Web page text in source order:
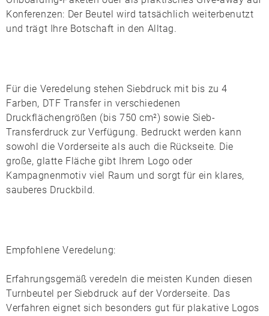
Konferenzen: Der Beutel wird tatsächlich weiterbenutzt
und trägt Ihre Botschaft in den Alltag.
Für die Veredelung stehenSiebdruck mit bis zu 4
Farben, DTF Transferin verschiedenen
Druckflächengrößen (bis 750 cm²) sowie Sieb-
Transferdruck zur Verfügung. Bedruckt werden kann
sowohl die Vorderseite als auch die Rückseite. Die
große, glatte Fläche gibt Ihrem Logo oder
Kampagnenmotiv viel Raum und sorgt für ein klares,
sauberes Druckbild.
Empfohlene Veredelung:
Erfahrungsgemäß veredeln die meisten Kunden diesen
Turnbeutel per Siebdruck auf der Vorderseite. Das
Verfahren eignet sich besonders gut für plakative Logos